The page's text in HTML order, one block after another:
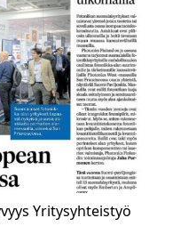
Yritysyhteistyö